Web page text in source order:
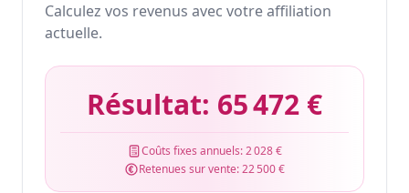
Calculez vos revenus avec votre affiliation
actuelle.
Résultat: 65 472 €
Coûts fixes annuels:2 028 €
Retenues sur vente:22 500 €